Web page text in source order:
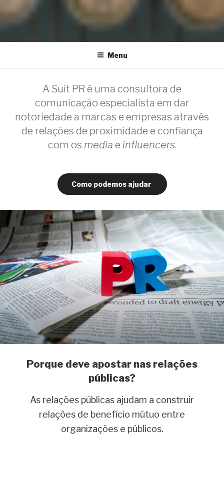
SUIT PR
Menu
A Suit PR é uma consultora de
comunicação especialista em dar
notoriedade a marcas e empresas através
de relações de proximidade e confiança
com os media e influencers.
Como podemos ajudar
Porque deve apostar nas relações
públicas?
As relações públicas ajudam a construir
relações de benefício mútuo entre
organizações e públicos.